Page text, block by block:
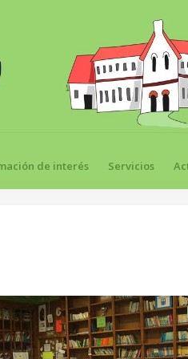
de interés Servicios